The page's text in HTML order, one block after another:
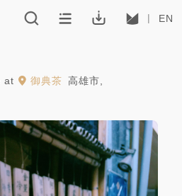
EN
at 御典茶 高雄市